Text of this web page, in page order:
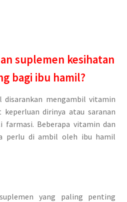
suplemen kesihatan
bagi ibu hamil?
disarankan mengambil vitamin
dirinya atau saranan
farmasi. Beberapa vitamin dan
perlu di ambil oleh ibu hamil
yang paling penting